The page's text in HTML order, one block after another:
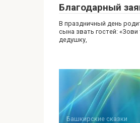
Благодарный
В праздничный день
сына звать гостей:
дедушку,
Башкирские сказки